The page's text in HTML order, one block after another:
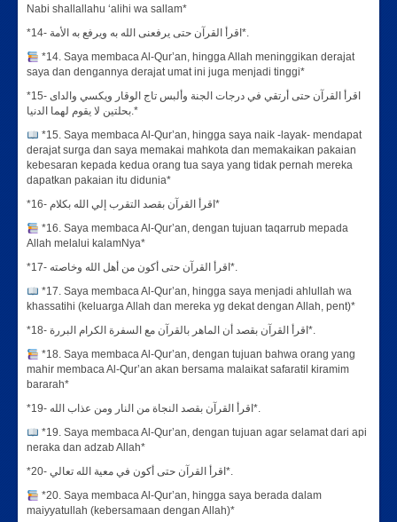
Nabi shallallahu ‘alihi wa sallam*
*14- اقرأ القرآن حتى يرفعنى الله به ويرفع به الأمة*.
*14. Saya membaca Al-Qur’an, hingga Allah meninggikan derajat
saya dan dengannya derajat umat ini juga menjadi tinggi*
*15- اقرأ القرآن حتى أرتقي في درجات الجنة وألبس تاج الوقار ويكسي والداى
بحلتين لا يقوم لهما الدنيا.*
*15. Saya membaca Al-Qur’an, hingga saya naik -layak- mendapat
derajat surga dan saya memakai mahkota dan memakaikan pakaian
kebesaran kepada kedua orang tua saya yang tidak pernah mereka
dapatkan pakaian itu didunia*
*16- اقرأ القرآن بقصد التقرب إلي الله بكلام*
*16. Saya membaca Al-Qur’an, dengan tujuan taqarrub mepada
Allah melalui kalamNya*
*17- اقرأ القرآن حتى أكون من أهل الله وخاصته*.
*17. Saya membaca Al-Qur’an, hingga saya menjadi ahlullah wa
khassatihi (keluarga Allah dan mereka yg dekat dengan Allah, pent)*
*18- اقرأ القرآن بقصد أن الماهر بالقرآن مع السفرة الكرام البررة*.
*18. Saya membaca Al-Qur’an, dengan tujuan bahwa orang yang
mahir membaca Al-Qur’an akan bersama malaikat safaratil kiramim
bararah*
*19- اقرأ القرآن بقصد النجاة من النار ومن عذاب الله*.
*19. Saya membaca Al-Qur’an, dengan tujuan agar selamat dari api
neraka dan adzab Allah*
*20- اقرأ القرآن حتى أكون في معية الله تعالي*.
*20. Saya membaca Al-Qur’an, hingga saya berada dalam
maiyyatullah (kebersamaan dengan Allah)*